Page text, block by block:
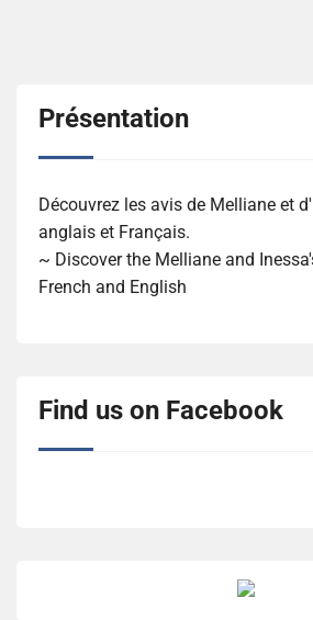
Présentation
Découvrez les avis de Melliane et
anglais et Français.
~ Discover the Melliane and
French and English
Find us on Facebook